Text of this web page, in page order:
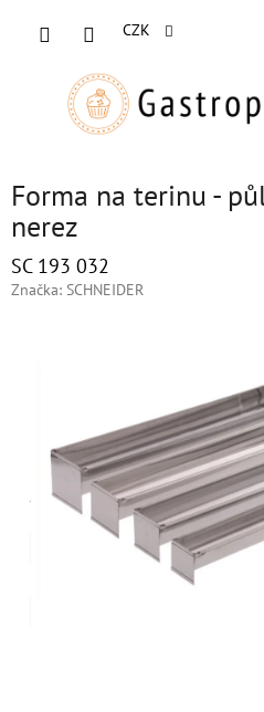
CZK
Forma na terinu -
nerez
SC 193 032
Značka: SCHNEIDER